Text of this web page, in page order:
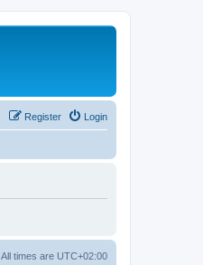
Login
Register
All times are UTC+02:00